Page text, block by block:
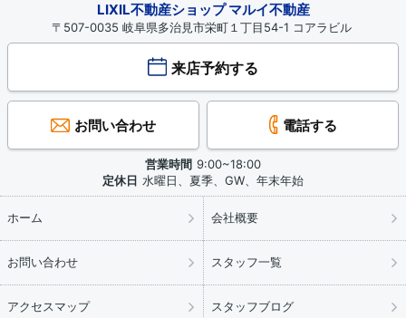
LIXIL不動産ショップ マルイ不動産
〒507-0035 岐阜県多治見市栄町１丁目54-1 コアラビル
来店予約する
お問い合わせ 電話する
営業時間 9:00~18:00
定休日 水曜日、夏季、GW、年末年始
ホーム 会社概要
お問い合わせ スタッフ一覧
アクセスマップ スタッフブログ